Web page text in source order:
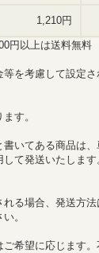
円以上は送料無料
を考慮して設定
す。
いてある商品は
て発送いたしま
る場合、発送方
。
希望に応じます